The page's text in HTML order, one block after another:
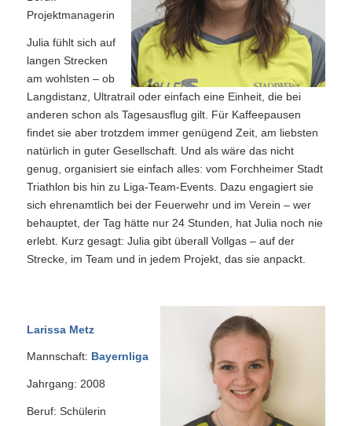
Projektmanagerin
Julia fühlt sich auf
langen Strecken
am wohlsten – ob
Langdistanz, Ultratrail oder einfach eine Einheit, die bei
anderen schon als Tagesausflug gilt. Für Kaffeepausen
findet sie aber trotzdem immer genügend Zeit, am liebsten
natürlich in guter Gesellschaft. Und als wäre das nicht
genug, organisiert sie einfach alles: vom Forchheimer Stadt
Triathlon bis hin zu Liga-Team‑Events. Dazu engagiert sie
sich ehrenamtlich bei der Feuerwehr und im Verein – wer
behauptet, der Tag hätte nur 24 Stunden, hat Julia noch nie
erlebt. Kurz gesagt: Julia gibt überall Vollgas – auf der
Strecke, im Team und in jedem Projekt, das sie anpackt.
Larissa Metz
Mannschaft: Bayernliga
Jahrgang: 2008
Beruf: Schülerin